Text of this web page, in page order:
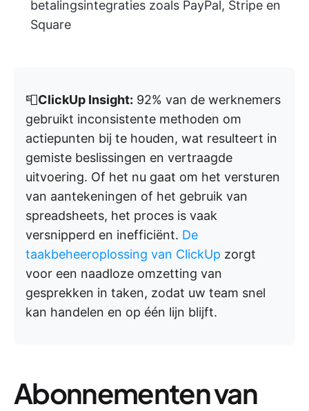
betalingsintegraties zoals PayPal, Stripe en
Square
📮ClickUp Insight: 92% van de werknemers
gebruikt inconsistente methoden om
actiepunten bij te houden, wat resulteert in
gemiste beslissingen en vertraagde
uitvoering. Of het nu gaat om het versturen
van aantekeningen of het gebruik van
spreadsheets, het proces is vaak
versnipperd en inefficiënt. De
taakbeheeroplossing van ClickUp zorgt
voor een naadloze omzetting van
gesprekken in taken, zodat uw team snel
kan handelen en op één lijn blijft.
Abonnementen van